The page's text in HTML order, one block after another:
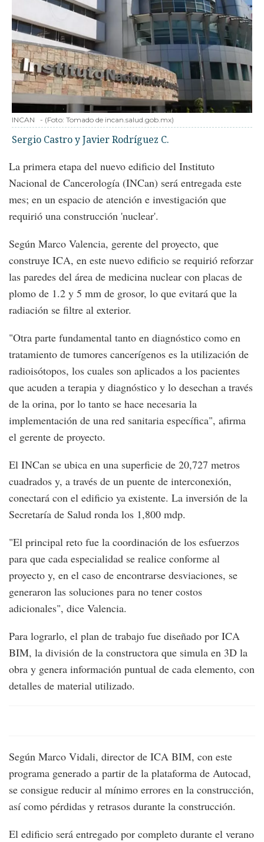
INCAN - (Foto: Tomado de incan.salud.gob.mx)
Sergio Castro y Javier Rodríguez C.
La primera etapa del nuevo edificio del Instituto
Nacional de Cancerología (INCan) será entregada este
mes; en un espacio de atención e investigación que
requirió una construcción 'nuclear'.
Según Marco Valencia, gerente del proyecto, que
construye ICA, en este nuevo edificio se requirió reforzar
las paredes del área de medicina nuclear con placas de
plomo de 1.2 y 5 mm de grosor, lo que evitará que la
radiación se filtre al exterior.
"Otra parte fundamental tanto en diagnóstico como en
tratamiento de tumores cancerígenos es la utilización de
radioisótopos, los cuales son aplicados a los pacientes
que acuden a terapia y diagnóstico y lo desechan a través
de la orina, por lo tanto se hace necesaria la
implementación de una red sanitaria específica", afirma
el gerente de proyecto.
El INCan se ubica en una superficie de 20,727 metros
cuadrados y, a través de un puente de interconexión,
conectará con el edificio ya existente. La inversión de la
Secretaría de Salud ronda los 1,800 mdp.
"El principal reto fue la coordinación de los esfuerzos
para que cada especialidad se realice conforme al
proyecto y, en el caso de encontrarse desviaciones, se
generaron las soluciones para no tener costos
adicionales", dice Valencia.
Para lograrlo, el plan de trabajo fue diseñado por ICA
BIM, la división de la constructora que simula en 3D la
obra y genera información puntual de cada elemento, con
detalles de material utilizado.
Según Marco Vidali, director de ICA BIM, con este
programa generado a partir de la plataforma de Autocad,
se consigue reducir al mínimo errores en la construcción,
así como pérdidas y retrasos durante la construcción.
El edificio será entregado por completo durante el verano